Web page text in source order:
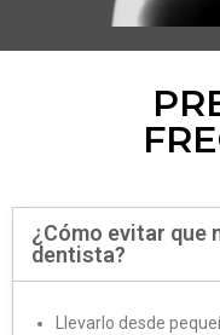
¿Cómo evitar que
dentista?
Llevarlo desde